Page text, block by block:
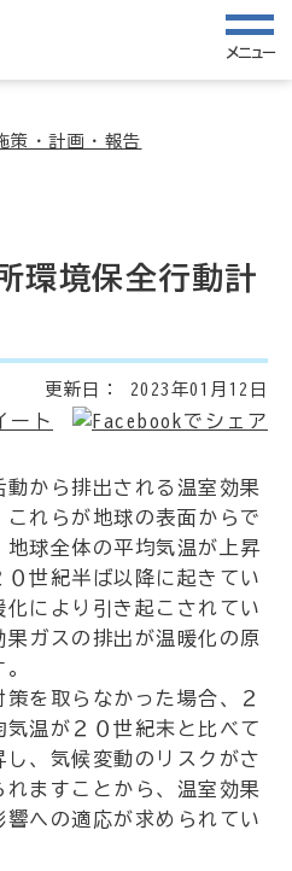
メニュー
策・計画・報告
環境保全行動計
更新日： 2023年01月12日
から排出される温室効果
れらが地球の表面からで
球全体の平均気温が上昇
世紀半ば以降に起きてい
により引き起こされてい
ガスの排出が温暖化の原
を取らなかった場合、２
気温が２０世紀末と比べて
、気候変動のリスクがさ
れますことから、温室効果
への適応が求められてい